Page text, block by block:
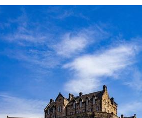
zo mis je niets